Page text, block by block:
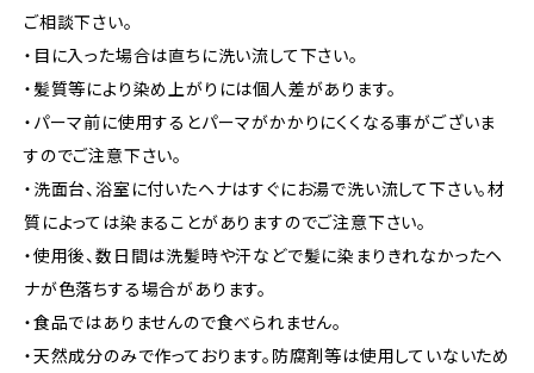
ご相談下さい。
・目に入った場合は直ちに洗い流して下さい。
・髪質等により染め上がりには個人差があります。
・パーマ前に使用するとパーマがかかりにくくなる事がございま
すのでご注意下さい。
・洗面台、浴室に付いたヘナはすぐにお湯で洗い流して下さい。材
質によっては染まることがありますのでご注意下さい。
・使用後、数日間は洗髪時や汗などで髪に染まりきれなかったヘ
ナが色落ちする場合があります。
・食品ではありませんので食べられません。
・天然成分のみで作っております。防腐剤等は使用していないため